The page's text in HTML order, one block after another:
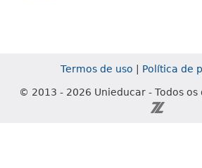
Termos de uso Política de
© 2013 - 2026 Unieducar - Todos